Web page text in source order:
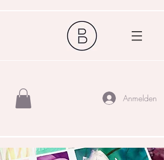
Anmelden